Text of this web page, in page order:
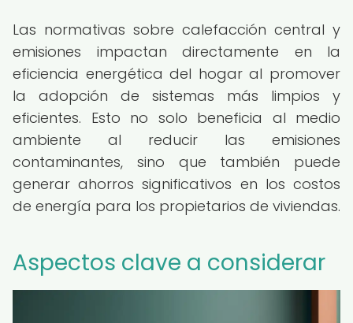
Las normativas sobre calefacción central y
emisiones impactan directamente en la
eficiencia energética del hogar al promover
la adopción de sistemas más limpios y
eficientes. Esto no solo beneficia al medio
ambiente al reducir las emisiones
contaminantes, sino que también puede
generar ahorros significativos en los costos
de energía para los propietarios de viviendas.
Aspectos clave a considerar